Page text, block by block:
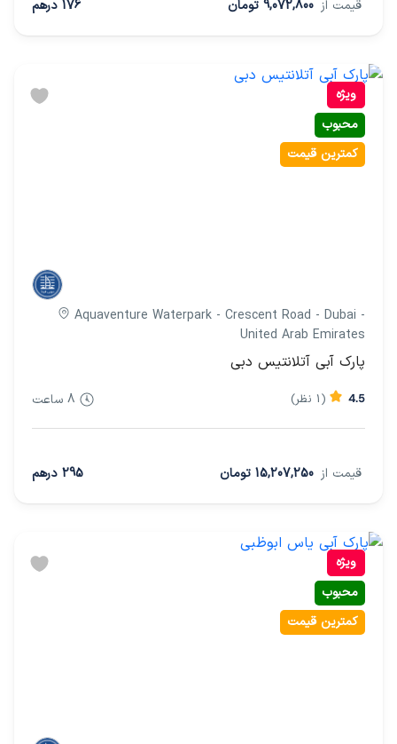
قیمت از 9,072,800 تومان 176 درهم
ویژه
محبوب
کمترین قیمت
Aquaventure Waterpark - Crescent Road - Dubai -
United Arab Emirates
پارک آبی آتلانتیس دبی
4.5 (1 نظر)
قیمت از 15,207,250 تومان 295 درهم
8 ساعت
ویژه
محبوب
کمترین قیمت